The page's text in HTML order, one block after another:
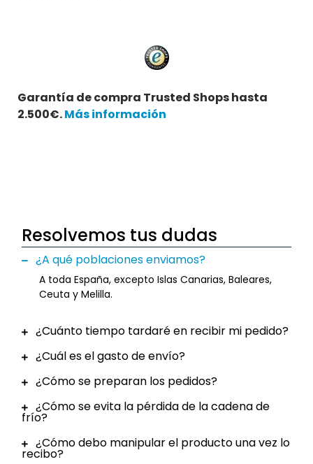
Garantía de compra Trusted Shops hasta
2.500€.Más información
Resolvemos tus dudas
¿A qué poblaciones enviamos?
A toda España, excepto Islas Canarias, Baleares,
Ceuta y Melilla.
¿Cuánto tiempo tardaré en recibir mi pedido?
¿Cuál es el gasto de envío?
¿Cómo se preparan los pedidos?
¿Cómo se evita la pérdida de la cadena de
frío?
¿Cómo debo manipular el producto una vez lo
recibo?